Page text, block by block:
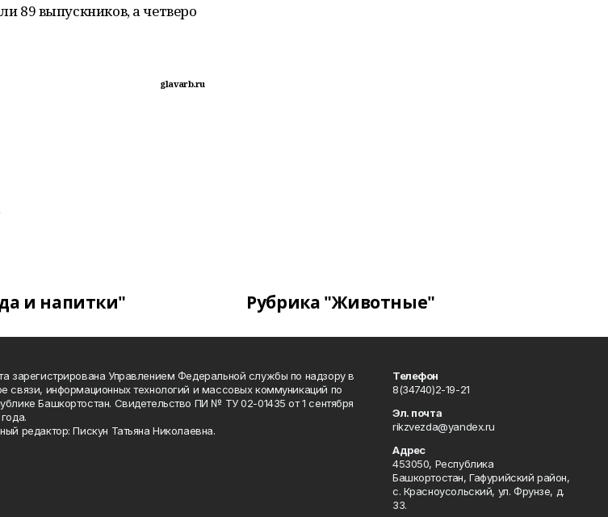
89 выпускников, а четверо
glavarb.ru
и напитки" Рубрика "Животные"
зарегистрирована Управлением Федеральной службы по надзору в
связи, информационных технологий и массовых коммуникаций по
Башкортостан. Свидетельство ПИ № ТУ 02-01435 от 1 сентября
редактор: Пискун Татьяна Николаевна.
Телефон
8(34740)2-19-21
Эл. почта
rikzvezda@yandex.ru
Адрес
453050, Республика
Башкортостан, Гафурийский район,
с. Красноусольский, ул. Фрунзе, д.
33.